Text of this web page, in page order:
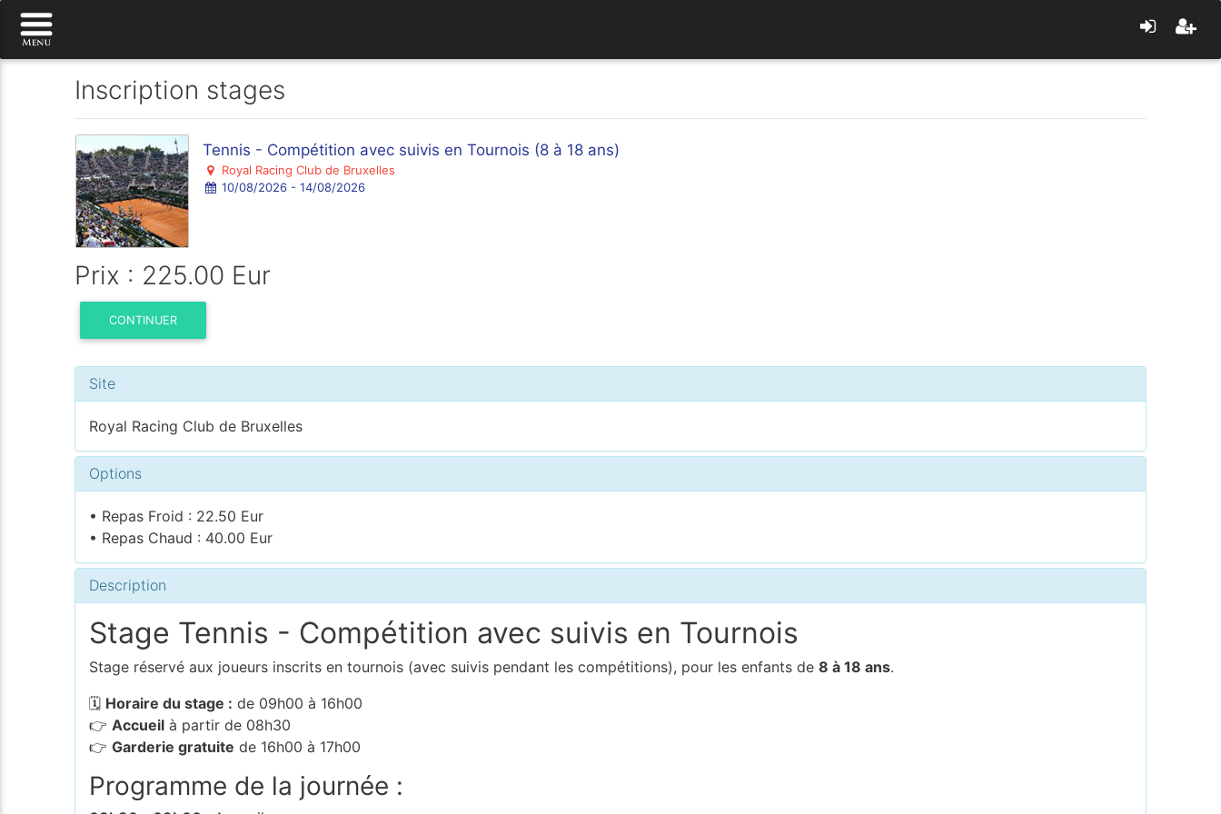
Inscription stages
Tennis - Compétition avec suivis en Tournois (8 à 18 ans)
Royal Racing Club de Bruxelles
10/08/2026 - 14/08/2026
Prix : 225.00 Eur
CONTINUER
Site
Royal Racing Club de Bruxelles
Options
• Repas Froid : 22.50 Eur
• Repas Chaud : 40.00 Eur
Description
Stage Tennis - Compétition avec suivis en Tournois
Stage réservé aux joueurs inscrits en tournois (avec suivis pendant les compétitions), pour les enfants de8 à 18 ans.
🗓 Horaire du stage : de 09h00 à 16h00
👉 Accueil à partir de 08h30
👉Garderie gratuite de 16h00 à 17h00
Programme de la journée :